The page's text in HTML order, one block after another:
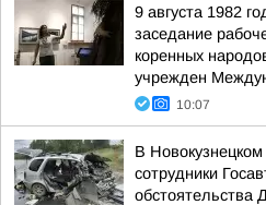
9 августа 1982
заседание
коренных
учрежден
10:07
В
сотрудники
обстоятельства